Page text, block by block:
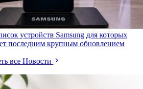
устройств Samsung для которых
последним крупным обновлением
все Новости